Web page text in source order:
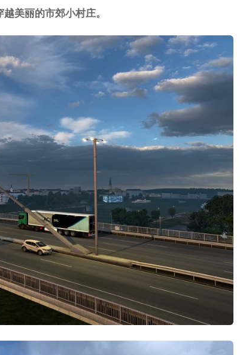
美丽的市郊小村庄。